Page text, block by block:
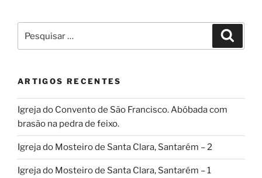
por:
ARTIGOS RECENTES
Igreja do Convento de São Francisco. Abóbada com
brasão na pedra de feixo.
Igreja do Mosteiro de Santa Clara, Santarém – 2
Igreja do Mosteiro de Santa Clara, Santarém – 1